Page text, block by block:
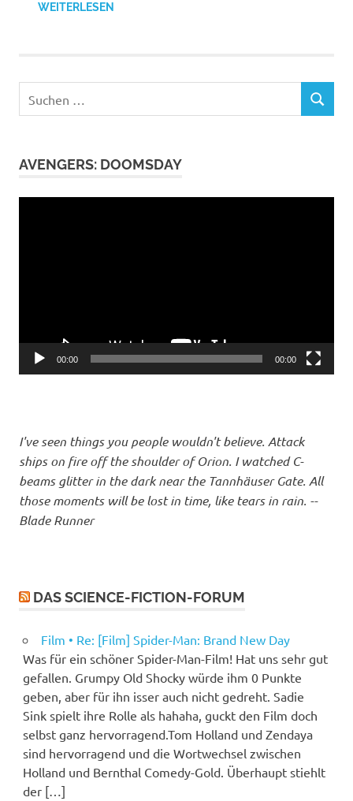
WEITERLESEN
nach:
SUCHEN
AVENGERS: DOOMSDAY
00:00 00:00
I've seen things you people wouldn't believe. Attack
ships on fire off the shoulder of Orion. I watched C-
beams glitter in the dark near the Tannhäuser Gate. All
those moments will be lost in time, like tears in rain. --
Blade Runner
DAS SCIENCE-FICTION-FORUM
Film • Re: [Film] Spider-Man: Brand New Day
Was für ein schöner Spider-Man-Film! Hat uns sehr gut
gefallen. Grumpy Old Shocky würde ihm 0 Punkte
geben, aber für ihn isser auch nicht gedreht. Sadie
Sink spielt ihre Rolle als hahaha, guckt den Film doch
selbst ganz hervorragend.Tom Holland und Zendaya
sind hervorragend und die Wortwechsel zwischen
Holland und Bernthal Comedy-Gold. Überhaupt stiehlt
der […]